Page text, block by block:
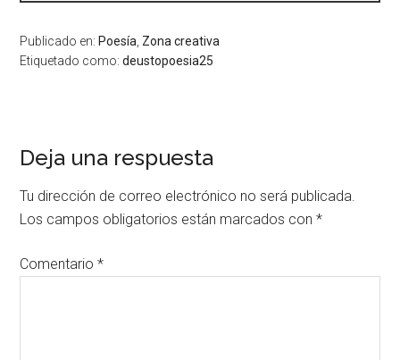
Publicado en: Poesía Zona creativa
Etiquetado como:deustopoesia25
Deja una respuesta
Tu dirección de correo electrónico no será publicada.
Los campos obligatorios están marcados con*
Comentario*